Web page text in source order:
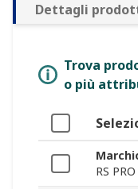
Dettagli
Trova
o più
RS PRO